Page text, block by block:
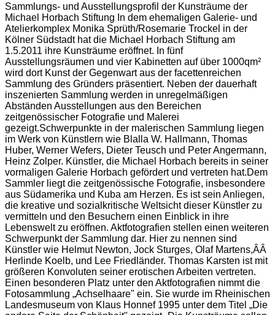
Sammlungs- und Ausstellungsprofil der Kunsträume der
Michael Horbach Stiftung In dem ehemaligen Galerie- und
Atelierkomplex Monika Sprüth/Rosemarie Trockel in der
Kölner Südstadt hat die Michael Horbach Stiftung am
1.5.2011 ihre Kunsträume eröffnet. In fünf
Ausstellungsräumen und vier Kabinetten auf über 1000qm²
wird dort Kunst der Gegenwart aus der facettenreichen
Sammlung des Gründers präsentiert. Neben der dauerhaft
inszenierten Sammlung werden in unregelmäßigen
Abständen Ausstellungen aus den Bereichen
zeitgenössischer Fotografie und Malerei
gezeigt.Schwerpunkte in der malerischen Sammlung liegen
im Werk von Künstlern wie Blalla W. Hallmann, Thomas
Huber, Werner Wefers, Dieter Teusch und Peter Angermann,
Heinz Zolper. Künstler, die Michael Horbach bereits in seiner
vormaligen Galerie Horbach gefördert und vertreten hat.Dem
Sammler liegt die zeitgenössische Fotografie, insbesondere
aus Südamerika und Kuba am Herzen. Es ist sein Anliegen,
die kreative und sozialkritische Weltsicht dieser Künstler zu
vermitteln und den Besuchern einen Einblick in ihre
Lebenswelt zu eröffnen. Aktfotografien stellen einen weiteren
Schwerpunkt der Sammlung dar. Hier zu nennen sind
Künstler wie Helmut Newton, Jock Sturges, Olaf Martens,ÂÂ
Herlinde Koelb, und Lee Friedländer. Thomas Karsten ist mit
größeren Konvoluten seiner erotischen Arbeiten vertreten.
Einen besonderen Platz unter den Aktfotografien nimmt die
Fotosammlung „Achselhaare" ein. Sie wurde im Rheinischen
Landesmuseum von Klaus Honnef 1995 unter dem Titel „Die